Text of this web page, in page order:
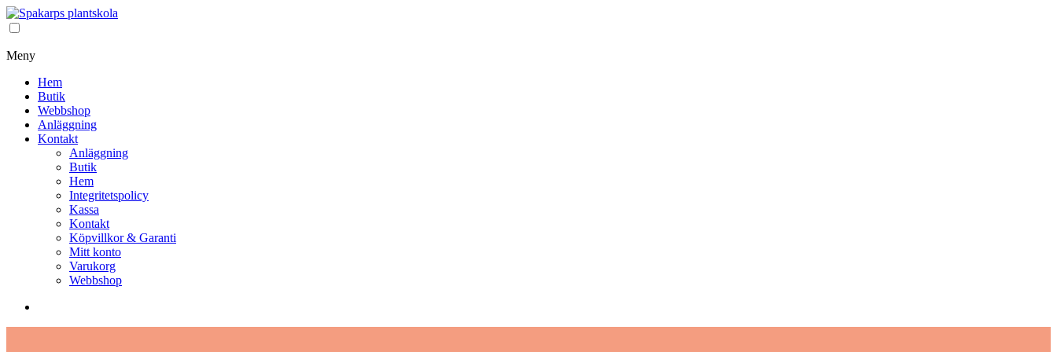
Meny
Hem
Butik
Webbshop
Anläggning
Kontakt
Anläggning
Butik
Hem
Integritetspolicy
Kassa
Kontakt
Köpvillkor & Garanti
Mitt konto
Varukorg
Webbshop